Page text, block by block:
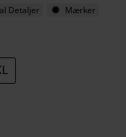
Detaljer
Mærker